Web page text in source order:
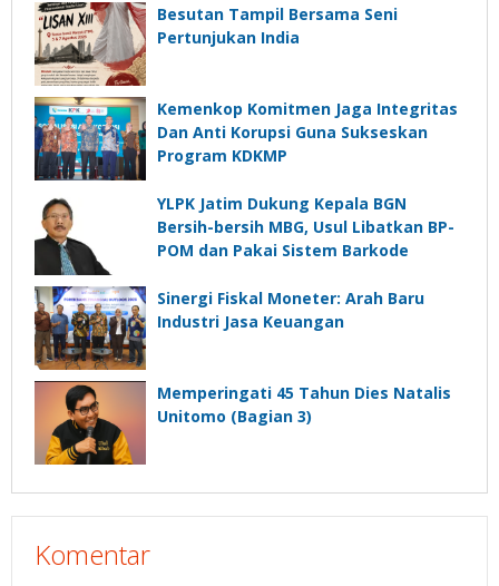
Besutan Tampil Bersama Seni
Pertunjukan India
Kemenkop Komitmen Jaga Integritas
Dan Anti Korupsi Guna Sukseskan
Program KDKMP
YLPK Jatim Dukung Kepala BGN
Bersih-bersih MBG, Usul Libatkan BP-
POM dan Pakai Sistem Barkode
Sinergi Fiskal Moneter: Arah Baru
Industri Jasa Keuangan
Memperingati 45 Tahun Dies Natalis
Unitomo (Bagian 3)
Komentar